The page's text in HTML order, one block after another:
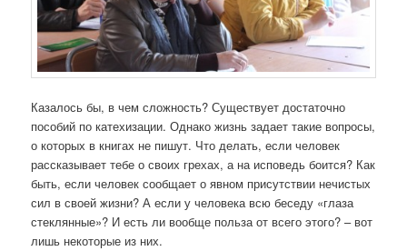
Казалось бы, в чем сложность? Существует достаточно
пособий по катехизации. Однако жизнь задает такие вопросы,
о которых в книгах не пишут. Что делать, если человек
рассказывает тебе о своих грехах, а на исповедь боится? Как
быть, если человек сообщает о явном присутствии нечистых
сил в своей жизни? А если у человека всю беседу «глаза
стеклянные»? И есть ли вообще польза от всего этого? – вот
лишь некоторые из них.